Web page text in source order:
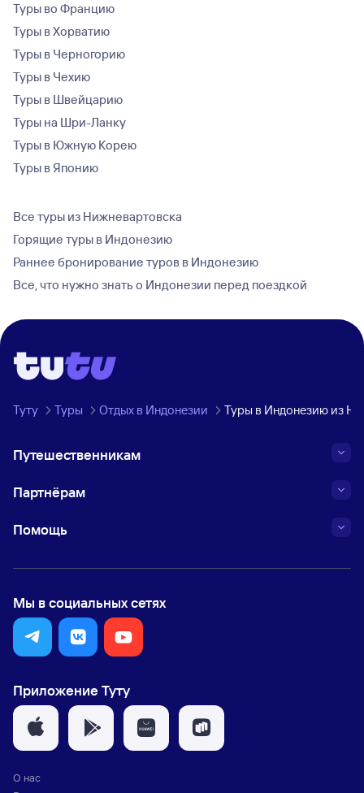
Туры во Францию
Туры в Хорватию
Туры в Черногорию
Туры в Чехию
Туры в Швейцарию
Туры на Шри-Ланку
Туры в Южную Корею
Туры в Японию
Все туры из Нижневартовска
Горящие туры в Индонезию
Раннее бронирование туров в Индонезию
Все, что нужно знать о Индонезии перед поездкой
Туту Туры Отдых в Индонезии Туры в Индонезию из
Путешественникам
Партнёрам
Помощь
Мы в социальных сетях
Приложение Туту
О нас